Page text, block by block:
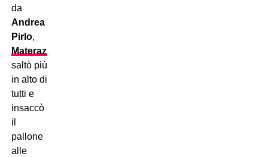
da
Andrea
Pirlo,
Materazzi
saltò più
in alto di
tutti e
insaccò
il
pallone
alle